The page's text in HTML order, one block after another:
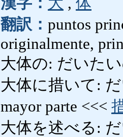
翻訳： puntos
originalmente,
大体の: だいたい
大体に措いて: だ
mayor parte <<<
大体を述べる: